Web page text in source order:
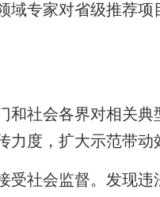
域专家对省级推荐
社会各界对相关典
力度，扩大示范带动
社会监督。发现违